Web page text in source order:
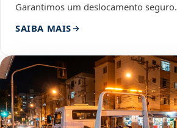
Garantimos um deslocamento seguro.
SAIBA MAIS